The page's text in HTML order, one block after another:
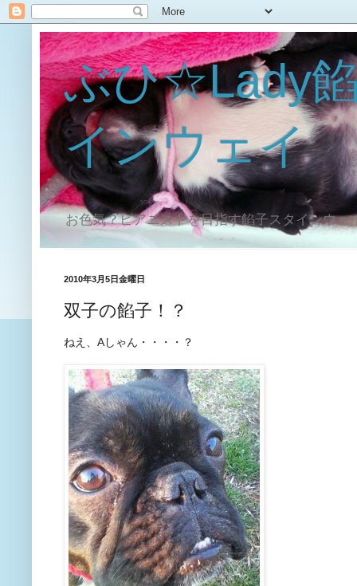
ぶひ☆Lady
インウェイ
お色気？ピアニストを目指す餡子スタインウェ
2010年3月5日金曜日
双子の餡子！？
ねえ、Aしゃん・・・・？